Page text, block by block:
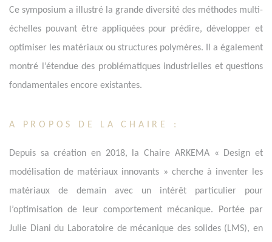
Ce symposium a illustré la grande diversité des méthodes multi-
échelles pouvant être appliquées pour prédire, développer et
optimiser les matériaux ou structures polymères. Il a également
montré l’étendue des problématiques industrielles et questions
fondamentales encore existantes.
A PROPOS DE LA CHAIRE :
Depuis sa création en 2018, la Chaire ARKEMA « Design et
modélisation de matériaux innovants » cherche à inventer les
matériaux de demain avec un intérêt particulier pour
l’optimisation de leur comportement mécanique. Portée par
Julie Diani du Laboratoire de mécanique des solides (LMS), en